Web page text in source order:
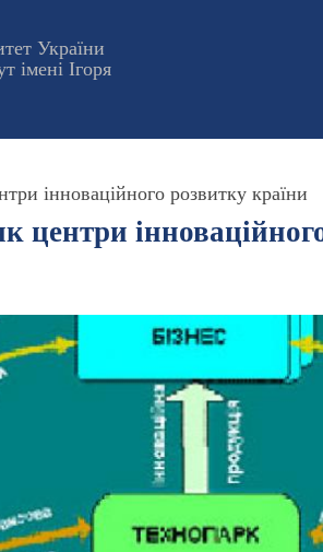
України
імені Ігоря
інноваційного розвитку країни
центри